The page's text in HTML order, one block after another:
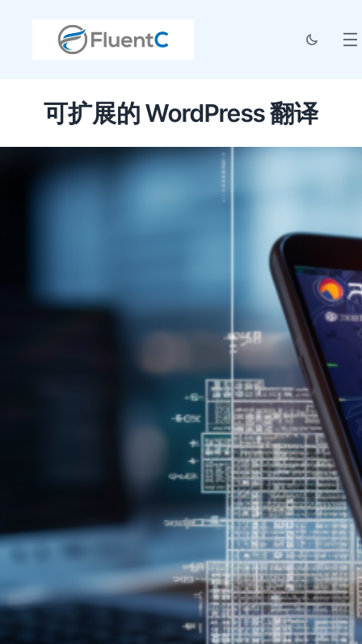
可扩展的 WordPress 翻译